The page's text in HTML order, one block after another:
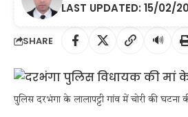
LAST UPDATED: 15/02/
SHARE 🔊
पुलिस दरभंगा के लालापट्टी गांव में चोरी की घटना